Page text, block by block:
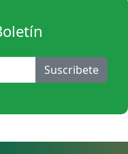
Suscribete